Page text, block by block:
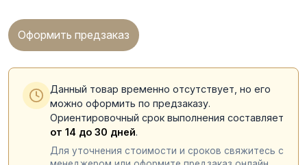
Оформить предзаказ
Данный товар временно отсутствует, но его
можно оформить по предзаказу.
Ориентировочный срок выполнения составляет
от 14 до 30 дней.
Для уточнения стоимости и сроков свяжитесь с